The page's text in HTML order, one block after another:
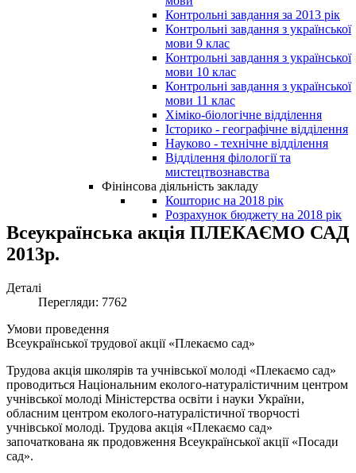
Контрольні завдання за 2013 рік
Контрольні завдання з української
мови 9 клас
Контрольні завдання з української
мови 10 клас
Контрольні завдання з української
мови 11 клас
Хіміко-біологічне відділення
Історико - географічне відділення
Науково - технічне відділення
Відділення філології та
мистецтвознавства
Фінінсова діяльність закладу
Кошторис на 2018 рік
Розрахунок бюджету на 2018 рік
Всеукраїнська акція ПЛЕКАЄМО САД
2013р.
Деталі
Перегляди: 7762
Умови проведення
Всеукраїнської трудової акції «Плекаємо сад»
Трудова акція школярів та учнівської молоді «Плекаємо сад»
проводиться Національним еколого-натуралістичним центром
учнівської молоді Міністерства освіти і науки України,
обласним центром еколого-натуралістичної творчості
учнівської молоді. Трудова акція «Плекаємо сад»
започаткована як продовження Всеукраїнської акції «Посади
сад».